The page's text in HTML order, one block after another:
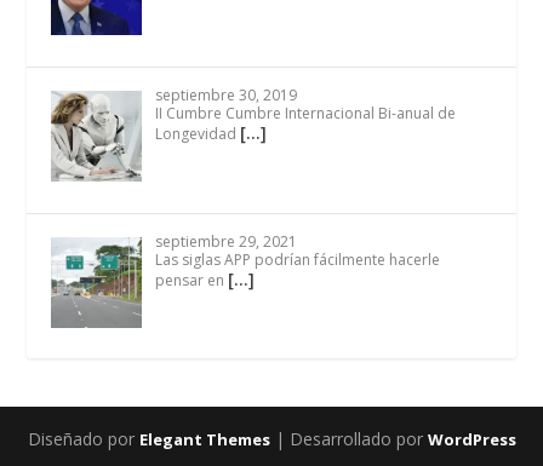
septiembre 30, 2019
II Cumbre Cumbre Internacional Bi-anual de
Longevidad […]
septiembre 29, 2021
Las siglas APP podrían fácilmente hacerle
pensar en […]
Diseñado por Elegant Themes| Desarrollado por WordPress